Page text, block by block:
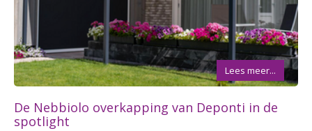
De Nebbiolo overkapping van Deponti in de
spotlight
Lees meer...